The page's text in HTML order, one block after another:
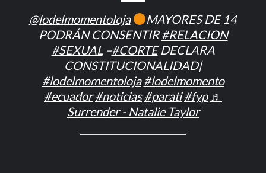
@lodelmomentoloja
MAYORES DE 14
PODRÁN CONSENTIR#RELACION
#SEXUAL–#CORTEDECLARA
CONSTITUCIONALIDAD|
#lodelmomentoloja #lodelmomento
#ecuador #noticias #parati #fyp ♬
Surrender - Natalie Taylor